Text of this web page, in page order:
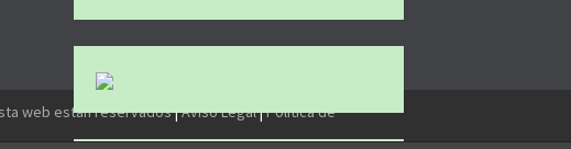
web están reservados|Aviso Legal|Política de